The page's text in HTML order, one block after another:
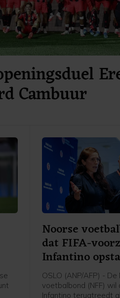
Cambuur
Noorse
dat FIFA-
Infantino
OSLO (ANP/AFP) - De
voetbalbond (NFF) wil
Infantino terugtreedt